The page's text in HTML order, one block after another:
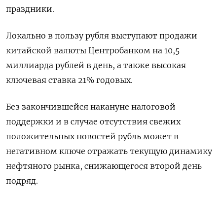
праздники.
Локально в пользу рубля выступают продажи
китайской валюты Центробанком на 10,5
миллиарда рублей в день, а также высокая
ключевая ставка 21% годовых.
Без закончившейся накануне налоговой
поддержки и в случае отсутствия свежих
положительных новостей рубль может в
негативном ключе отражать текущую динамику
нефтяного рынка, снижающегося второй день
подряд.